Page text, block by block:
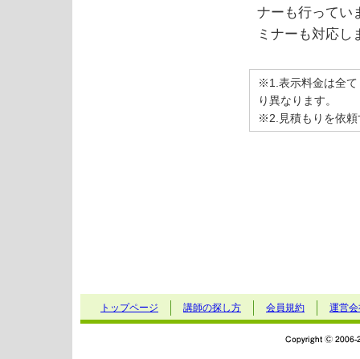
ナーも行ってい
ミナーも対応し
※1.表示料金は全て
り異なります。
※2.見積もりを依頼
トップページ 講師の探し方 会員規約 運営